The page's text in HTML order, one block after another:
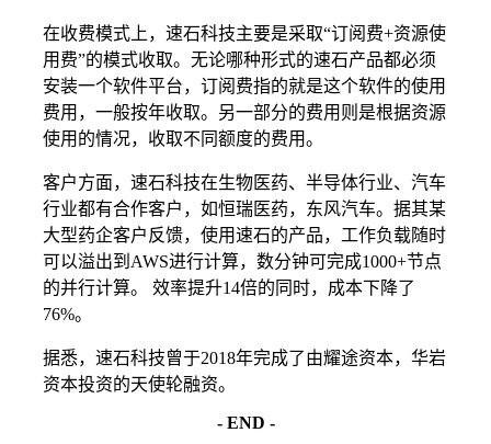
在收费模式上，速石科技主要是采取“订阅费+资源使
用费”的模式收取。无论哪种形式的速石产品都必须
安装一个软件平台，订阅费指的就是这个软件的使用
费用，一般按年收取。另一部分的费用则是根据资源
使用的情况，收取不同额度的费用。
客户方⾯，速石科技在生物医药、半导体⾏业、汽⻋
行业都有合作客户，如恒瑞医药，东风汽车。据其某
大型药企客户反馈，使用速石的产品，工作负载随时
可以溢出到AWS进行计算，数分钟可完成1000+节点
的并行计算。 效率提升14倍的同时，成本下降了
76%。
据悉，速石科技曾于2018年完成了由耀途资本，华岩
资本投资的天使轮融资。
- END -